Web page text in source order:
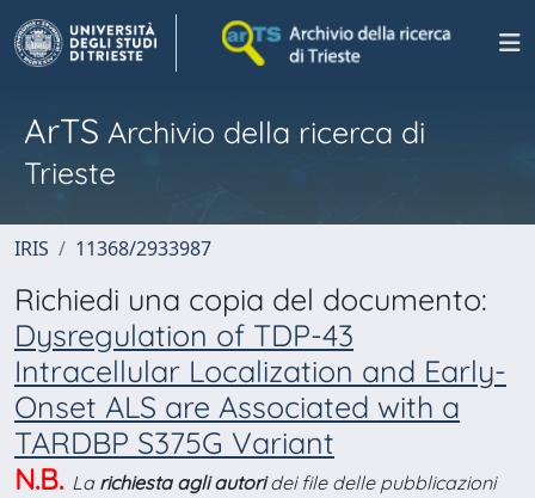
ArTS Archivio della ricerca di
Trieste
IRIS 11368/2933987
Richiedi una copia del documento:
Dysregulation of TDP-43
Intracellular Localization and Early-
Onset ALS are Associated with a
TARDBP S375G Variant
N.B. La richiesta agli autoridei file delle pubblicazioni